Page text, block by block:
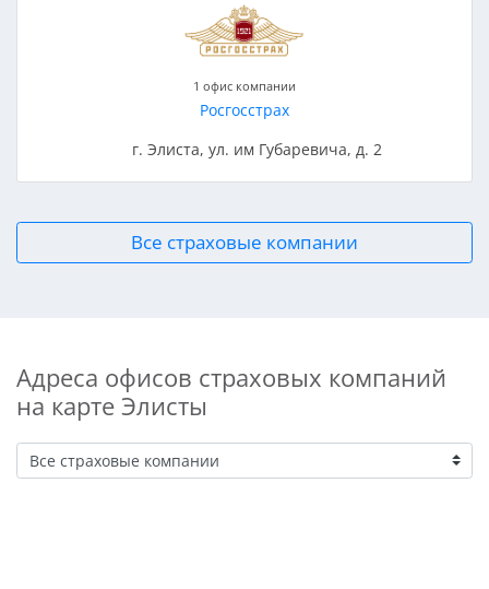
1 офис компании
Росгосстрах
г. Элиста, ул. им Губаревича, д. 2
Все страховые компании
Адреса офисов страховых компаний
на карте Элисты